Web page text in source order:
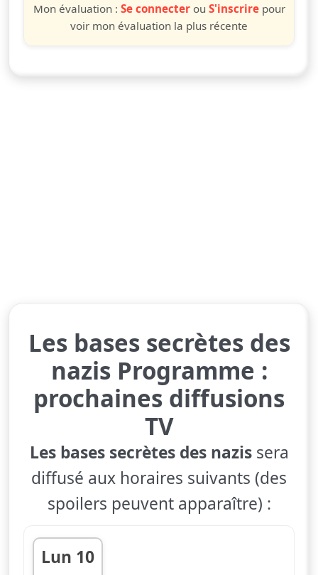
Mon évaluation : Se connecterou S'inscrirepour
voir mon évaluation la plus récente
Les bases secrètes des
nazis Programme :
prochaines diffusions
TV
Les bases secrètes des nazissera
diffusé aux horaires suivants (des
spoilers peuvent apparaître) :
Lun 10